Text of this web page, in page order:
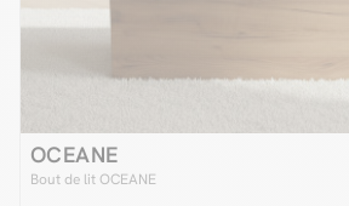
OCEANE
Bout de lit OCEANE